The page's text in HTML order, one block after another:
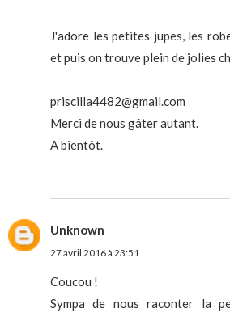
J'adore les petites jupes, les
et puis on trouve plein de jolies
priscilla4482@gmail.com
Merci de nous gâter autant.
A bientôt.
Unknown
27 avril 2016 à 23:51
Coucou !
Sympa de nous raconter la